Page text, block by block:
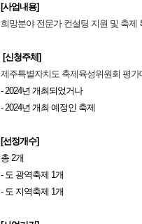
[사업내용]
희망분야 전문가 컨설팅 지원 및 축제
[신청주체]
제주특별자치도 축제육성위원회 평
- 2024년 개최되었거나
- 2024년 개최 예정인 축제
[선정개수]
총 2개
- 도 광역축제 1개
- 도 지역축제 1개